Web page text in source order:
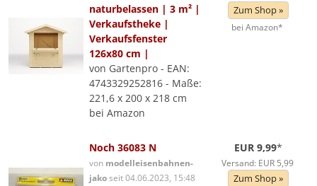
naturbelassen | 3 m² |
Verkaufstheke |
Verkaufsfenster
126x80 cm |
von Gartenpro - EAN:
4743329252816 - Maße:
221,6 x 200 x 218 cm
bei Amazon
Zum Shop »
bei Amazon*
Noch 36083 N
von modelleisenbahnen-
jakoseit 04.06.2023, 15:48
EUR 9,99*
Versand: EUR 5,99
Zum Shop »